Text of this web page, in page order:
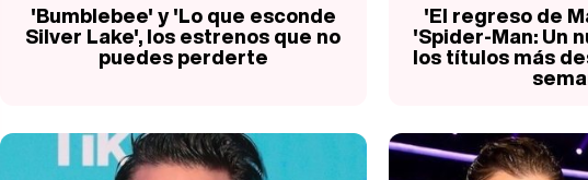
'Bumblebee' y 'Lo que esconde
Silver Lake', los estrenos que no
puedes perderte
'El regreso de
'Spider-Man: Un
los títulos más